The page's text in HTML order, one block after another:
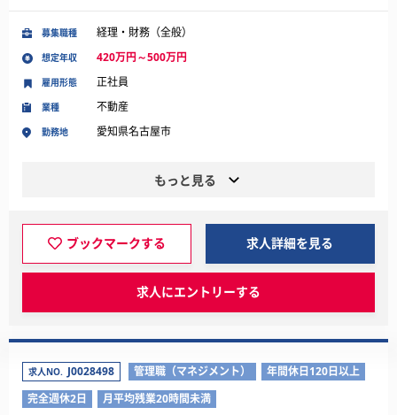
募集職種 経理・財務（全般）
想定年収 420万円～500万円
業種 不動産
勤務地 愛知県名古屋市
雇用形態 正社員
もっと見る
ブックマークする 求人詳細を見る
求人にエントリーする
求人NO. J0028498 管理職（マネジメント）
年間休日120日以上
完全週休2日
月平均残業20時間未満